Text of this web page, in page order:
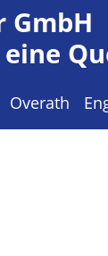
GmbH
Overath